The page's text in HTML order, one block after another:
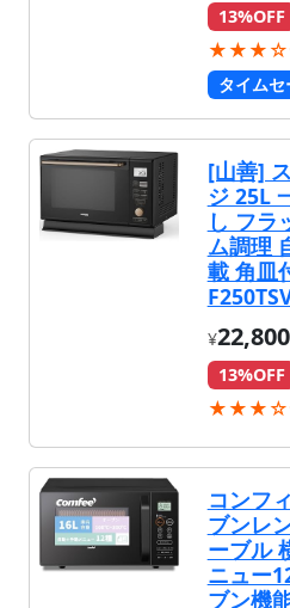
13%OFF
タイムセ
[山善]
ジ 25L
し フラ
ム調理
載 角皿
¥22,800
13%OFF
コンフ
ブンレ
ーブル
ニュー
ブン機